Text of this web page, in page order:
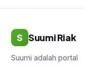
S Suumi Riak
Suumi adalah portal